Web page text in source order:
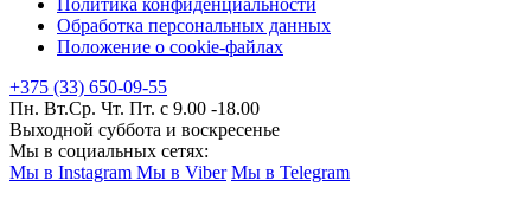
Обработка персональных данных
Положение о cookie-файлах
+375 (33) 650-09-55
Пн. Вт.Ср. Чт. Пт. с 9.00 -18.00
Выходной суббота и воскресенье
Мы в социальных сетях:
Мы в Instagram Мы в Viber Мы в Telegram